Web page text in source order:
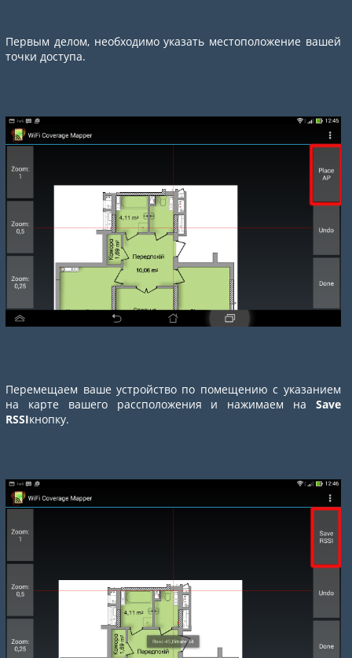
Первым делом, необходимо указать местоположение вашей
точки доступа.
Перемещаем ваше устройство по помещению с указанием
на карте вашего рассположения и нажимаем на Save
RSSIкнопку.